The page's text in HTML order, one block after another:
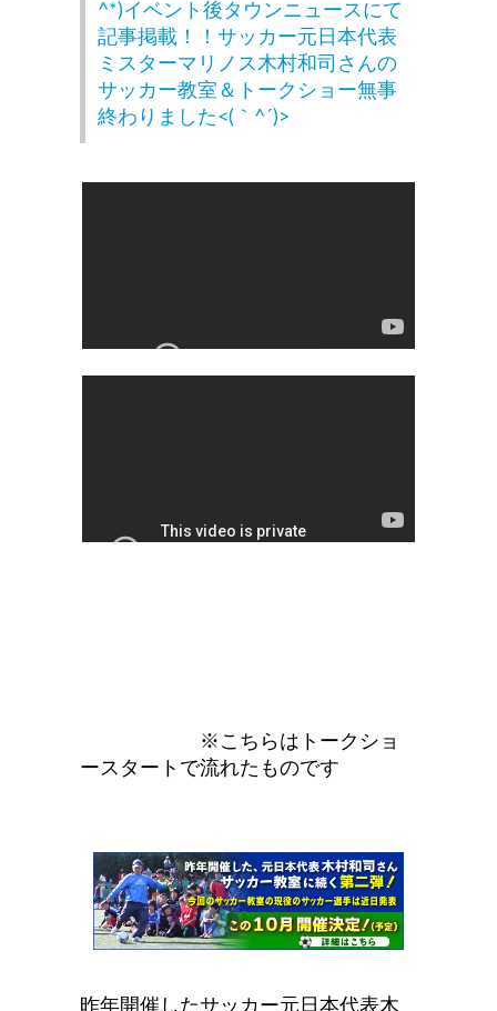
^*)イベント後タウンニュースにて
記事掲載！！サッカー元日本代表
ミスターマリノス木村和司さんの
サッカー教室＆トークショー無事
終わりました<(｀^´)>
※こちらはトークショ
ースタートで流れたものです
昨年開催したサッカー元日本代表木